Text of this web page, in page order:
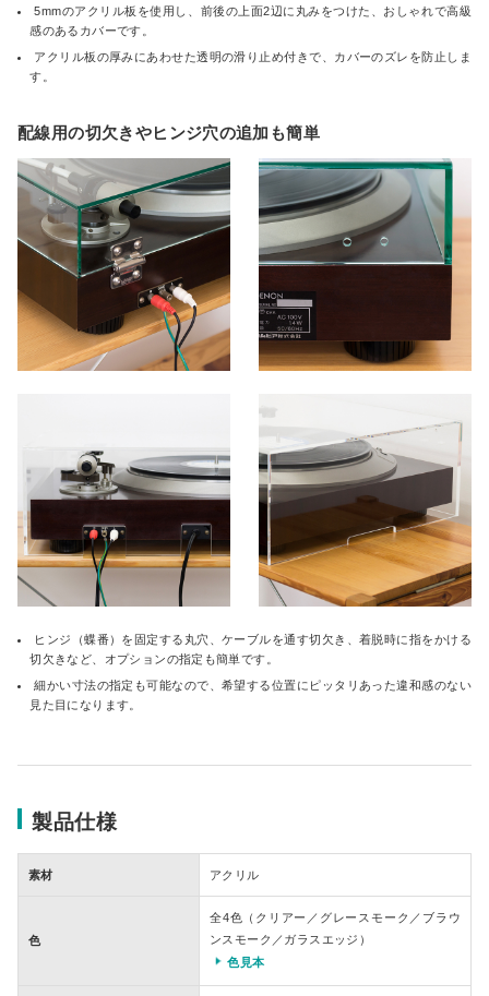
5mmのアクリル板を使用し、前後の上面2辺に丸みをつけた、おしゃれで高級
感のあるカバーです。
アクリル板の厚みにあわせた透明の滑り止め付きで、カバーのズレを防止しま
す。
配線用の切欠きやヒンジ穴の追加も簡単
ヒンジ（蝶番）を固定する丸穴、ケーブルを通す切欠き、着脱時に指をかける
切欠きなど、オプションの指定も簡単です。
細かい寸法の指定も可能なので、希望する位置にピッタリあった違和感のない
見た目になります。
製品仕様
素材 アクリル
色
全4色（クリアー／グレースモーク／ブラウ
ンスモーク／ガラスエッジ）
色見本